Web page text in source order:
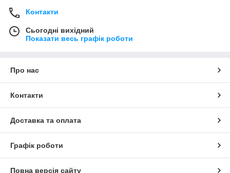
Контакти
Сьогодні вихідний
Показати весь графік роботи
Про нас
Контакти
Доставка та оплата
Графік роботи
Повна версія сайту